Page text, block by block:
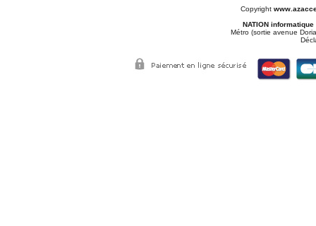
Copyright
NATION informatique
Métro (sortie avenue